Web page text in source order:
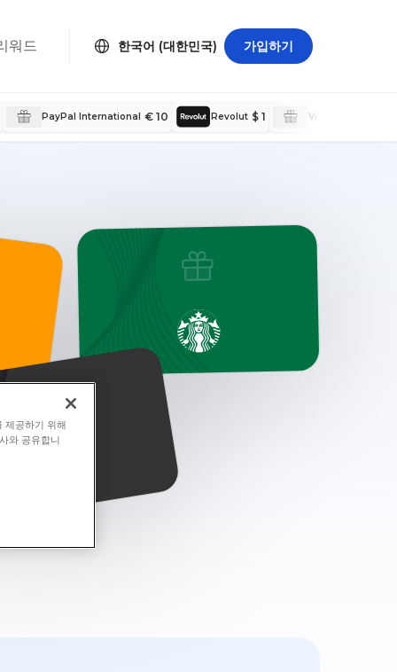
워드 한국어 (대한민국) 가입하기
PayPal International € 10 Revolut $ 1 Virtual Visa
제공하기 위해
와 공유합니